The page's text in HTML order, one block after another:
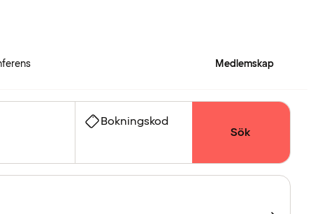
Medlemskap
Bokningskod
Sök